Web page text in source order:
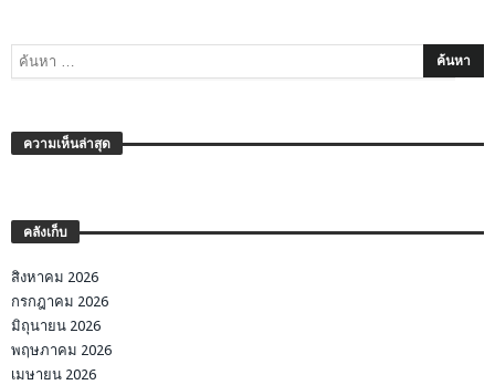
ความเห็นล่าสุด
คลังเก็บ
สิงหาคม 2026
กรกฎาคม 2026
มิถุนายน 2026
พฤษภาคม 2026
เมษายน 2026